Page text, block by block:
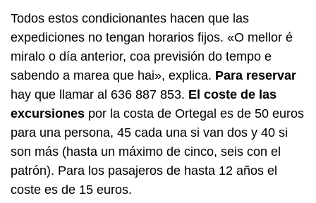
Todos estos condicionantes hacen que las
expediciones no tengan horarios fijos. «O mellor é
miralo o día anterior, coa previsión do tempo e
sabendo a marea que hai», explica. Para reservar
hay que llamar al 636 887 853. El coste de las
excursiones por la costa de Ortegal es de 50 euros
para una persona, 45 cada una si van dos y 40 si
son más (hasta un máximo de cinco, seis con el
patrón). Para los pasajeros de hasta 12 años el
coste es de 15 euros.